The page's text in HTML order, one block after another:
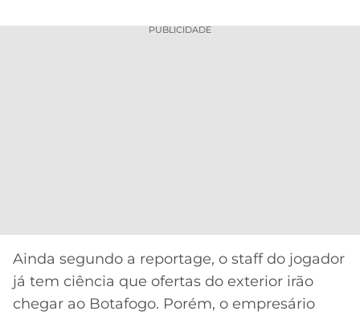
PUBLICIDADE
Ainda segundo a reportage, o staff do jogador
já tem ciência que ofertas do exterior irão
chegar ao Botafogo. Porém, o empresário